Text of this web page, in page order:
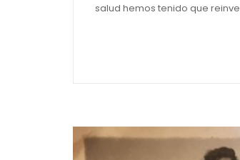
salud hemos tenido que